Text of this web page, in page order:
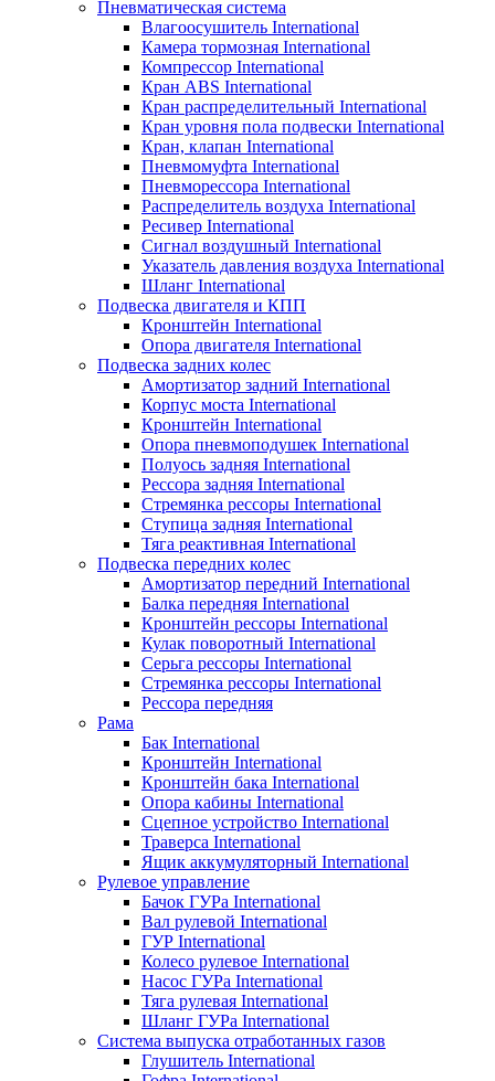
Пневматическая система
Влагоосушитель International
Камера тормозная International
Компрессор International
Кран ABS International
Кран распределительный International
Кран уровня пола подвески International
Кран, клапан International
Пневмомуфта International
Пневморессора International
Распределитель воздуха International
Ресивер International
Сигнал воздушный International
Указатель давления воздуха International
Шланг International
Подвеска двигателя и КПП
Кронштейн International
Опора двигателя International
Подвеска задних колес
Амортизатор задний International
Корпус моста International
Кронштейн International
Опора пневмоподушек International
Полуось задняя International
Рессора задняя International
Стремянка рессоры International
Ступица задняя International
Тяга реактивная International
Подвеска передних колес
Амортизатор передний International
Балка передняя International
Кронштейн рессоры International
Кулак поворотный International
Серьга рессоры International
Стремянка рессоры International
Рессора передняя
Рама
Бак International
Кронштейн International
Кронштейн бака International
Опора кабины International
Сцепное устройство International
Траверса International
Ящик аккумуляторный International
Рулевое управление
Бачок ГУРа International
Вал рулевой International
ГУР International
Колесо рулевое International
Насос ГУРа International
Тяга рулевая International
Шланг ГУРа International
Система выпуска отработанных газов
Глушитель International